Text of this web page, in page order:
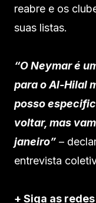
reabre e os
suas listas.
“O Neymar é
para o Al-Hilal
posso
voltar, mas
janeiro” –
entrevista
+ Siga as